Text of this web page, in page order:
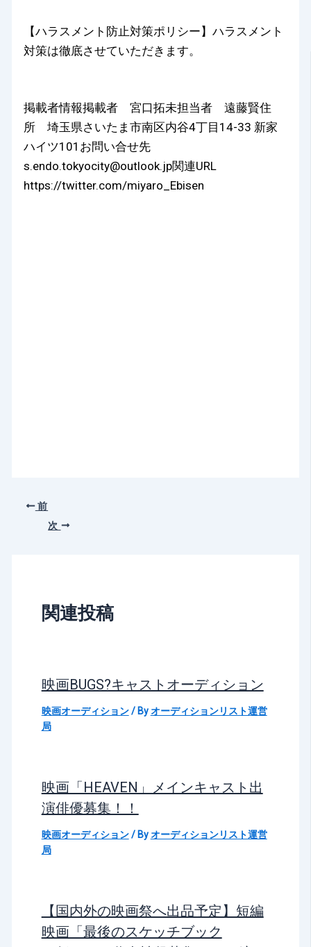
【ハラスメント防止対策ポリシー】ハラスメント
対策は徹底させていただきます。
掲載者情報掲載者 宮口拓未担当者 遠藤賢住
所 埼玉県さいたま市南区内谷4丁目14-33 新家
ハイツ101お問い合せ先
s.endo.tokyocity@outlook.jp関連URL
https://twitter.com/miyaro_Ebisen
前
次
関連投稿
映画BUGS?キャストオーディション
映画オーディション/ Byオーディションリスト運営
局
映画「HEAVEN」メインキャスト出
演俳優募集！！
映画オーディション/ Byオーディションリスト運営
局
【国内外の映画祭へ出品予定】短編
映画「最後のスケッチブック